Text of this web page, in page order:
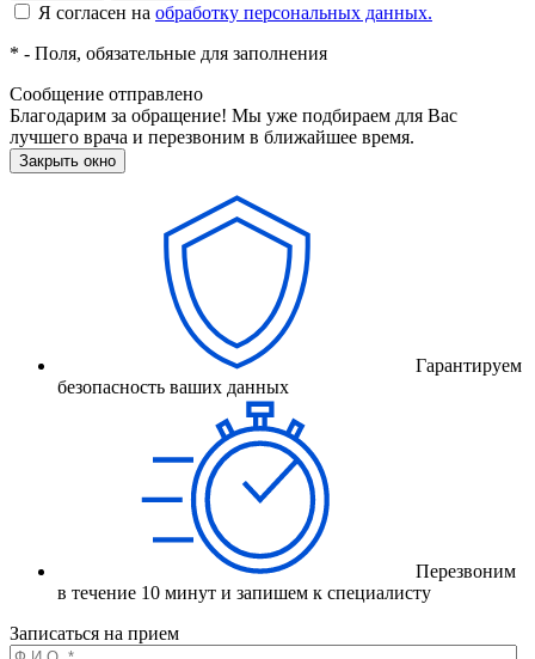
Я согласен на обработку персональных данных.
* - Поля, обязательные для заполнения
Сообщение отправлено
Благодарим за обращение! Мы уже подбираем для Вас
лучшего врача и перезвоним в ближайшее время.
Закрыть окно
Гарантируем
безопасность ваших данных
Перезвоним
в течение 10 минут и запишем к специалисту
Записаться на прием